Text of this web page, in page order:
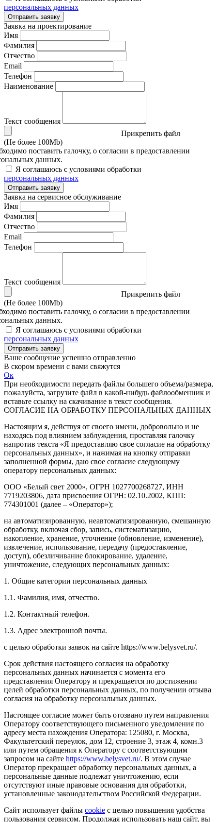
персональных данных
Отправить заявку
Заявка на проектирование
Имя
Фамилия
Отчество
Email
Телефон
Наименование
Текст сообщения
Прикрепить файл
(Не более 100Mb)
поставить галочку, о согласии в предоставлении
данных.
Я соглашаюсь с условиями обработки
персональных данных
Отправить заявку
Заявка на сервисное обслуживание
Имя
Фамилия
Отчество
Email
Телефон
Текст сообщения
Прикрепить файл
(Не более 100Mb)
поставить галочку, о согласии в предоставлении
данных.
Я соглашаюсь с условиями обработки
персональных данных
Отправить заявку
Ваше сообщение успешно отправленно
В скором времени с вами свяжутся
Ок
При необходимости передать файлы большего объема/размера,
пожалуйста, загрузите файл в какой-нибудь файлообменник и
вставьте ссылку на скачивание в текст сообщения.
СОГЛАСИЕ НА ОБРАБОТКУ ПЕРСОНАЛЬНЫХ ДАННЫХ
Настоящим я, действуя от своего имени, добровольно и не
находясь под влиянием заблуждения, проставляя галочку
напротив текста «Я предоставляю свое согласие на обработку
персональных данных», и нажимая на кнопку отправки
заполненной формы, даю свое согласие следующему
оператору персональных данных:
ООО «Белый свет 2000», ОГРН 1027700268727, ИНН
7719203806, дата присвоения ОГРН: 02.10.2002, КПП:
774301001 (далее – «Оператор»);
на автоматизированную, неавтоматизированную, смешанную
обработку, включая сбор, запись, систематизацию,
накопление, хранение, уточнение (обновление, изменение),
извлечение, использование, передачу (предоставление,
доступ), обезличивание блокирование, удаление,
уничтожение, следующих персональных данных:
1. Общие категории персональных данных
1.1. Фамилия, имя, отчество.
1.2. Контактный телефон.
1.3. Адрес электронной почты.
с целью обработки заявок на сайте https://www.belysvet.ru/.
Срок действия настоящего согласия на обработку
персональных данных начинается с момента его
представления Оператору и прекращается по достижении
целей обработки персональных данных, по получении отзыва
согласия на обработку персональных данных.
Настоящее согласие может быть отозвано путем направления
Оператору соответствующего письменного уведомления по
адресу места нахождения Оператора: 125080, г. Москва,
Факультетский переулок, дом 12, строение 3, этаж 4, комн.3
или путем обращения к Оператору с соответствующим
запросом на сайте https://www.belysvet.ru/. В этом случае
Оператор прекращает обработку персональных данных, а
персональные данные подлежат уничтожению, если
отсутствуют иные правовые основания для обработки,
установленные законодательством Российской Федерации.
Сайт использует файлы cookie с целью повышения удобства
пользования сервисом. Продолжая использовать наш сайт, вы